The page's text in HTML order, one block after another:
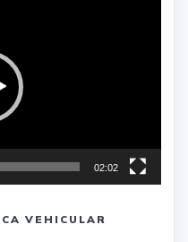
02:02
VEHICULAR